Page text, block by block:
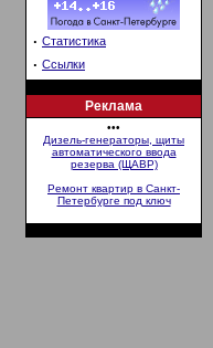
· Статистика
· Ссылки
Реклама
•••
Дизель-генераторы, щиты
автоматического ввода
резерва (ЩАВР)
Ремонт квартир в Санкт-
Петербурге под ключ